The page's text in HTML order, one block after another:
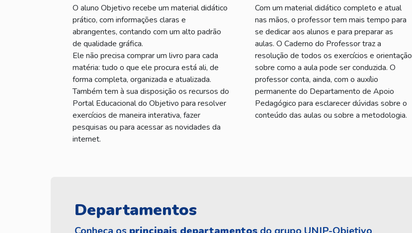
O aluno Objetivo recebe um material didático
prático, com informações claras e
abrangentes, contando com um alto padrão
de qualidade gráfica.
Ele não precisa comprar um livro para cada
matéria: tudo o que ele procura está ali, de
forma completa, organizada e atualizada.
Também tem à sua disposição os recursos do
Portal Educacional do Objetivo para resolver
exercícios de maneira interativa, fazer
pesquisas ou para acessar as novidades da
internet.
Com um material didático completo e atual
nas mãos, o professor tem mais tempo para
se dedicar aos alunos e para preparar as
aulas. O Caderno do Professor traz a
resolução de todos os exercícios e orientação
sobre como a aula pode ser conduzida. O
professor conta, ainda, com o auxílio
permanente do Departamento de Apoio
Pedagógico para esclarecer dúvidas sobre o
conteúdo das aulas ou sobre a metodologia.
Departamentos